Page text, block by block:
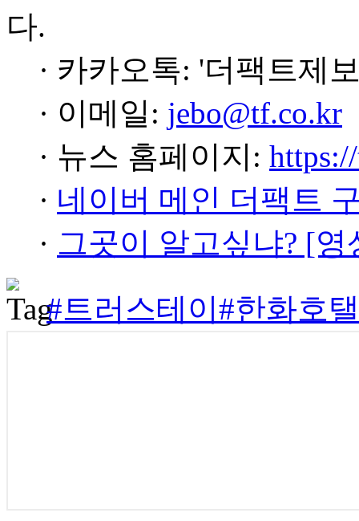
다.
· 카카오톡: '더팩트제
· 이메일: jebo@tf.co.kr
· 뉴스 홈페이지:
· 네이버 메인 더팩트
· 그곳이 알고싶냐? [
#트러스테이#한화호